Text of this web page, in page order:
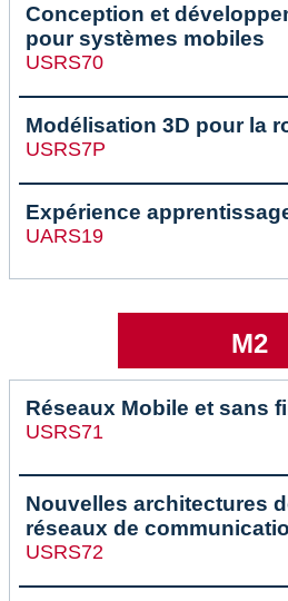
Conception et
pour systèmes mobiles
USRS70
Modélisation 3D pour la
USRS7P
Expérience
UARS19
M2
Réseaux Mobile et sans fil
USRS71
Nouvelles architectures
réseaux de
USRS72